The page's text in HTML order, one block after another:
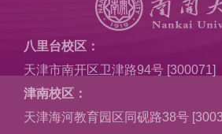
八里台校区：
天津市南开区卫津路94号 [300071]
津南校区：
天津海河教育园区同砚路38号